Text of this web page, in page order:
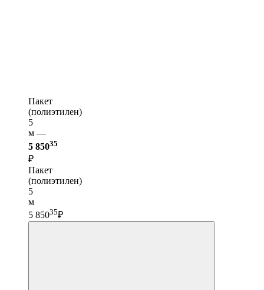
Пакет
(полиэтилен)
5
м —
5 85035
₽
Пакет
(полиэтилен)
5
м
5 85035₽